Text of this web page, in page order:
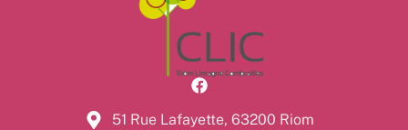
51 Rue Lafayette, 63200 Riom